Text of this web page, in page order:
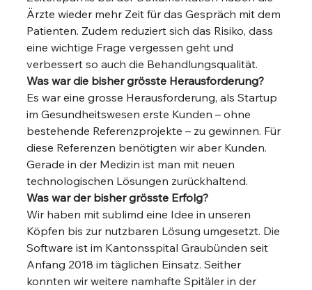
Ärzte wieder mehr Zeit für das Gespräch mit dem
Patienten. Zudem reduziert sich das Risiko, dass
eine wichtige Frage vergessen geht und
verbessert so auch die Behandlungsqualität.
Was war die bisher grösste Herausforderung?
Es war eine grosse Herausforderung, als Startup
im Gesundheitswesen erste Kunden – ohne
bestehende Referenzprojekte – zu gewinnen. Für
diese Referenzen benötigten wir aber Kunden.
Gerade in der Medizin ist man mit neuen
technologischen Lösungen zurückhaltend.
Was war der bisher grösste Erfolg?
Wir haben mit sublimd eine Idee in unseren
Köpfen bis zur nutzbaren Lösung umgesetzt. Die
Software ist im Kantonsspital Graubünden seit
Anfang 2018 im täglichen Einsatz. Seither
konnten wir weitere namhafte Spitäler in der